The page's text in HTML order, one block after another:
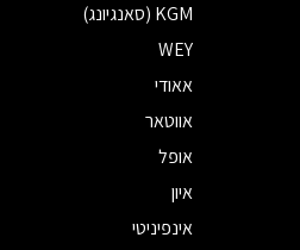
KGM (סאנגיונג)
WEY
אאודי
אווטאר
אופל
איון
אינפיניטי